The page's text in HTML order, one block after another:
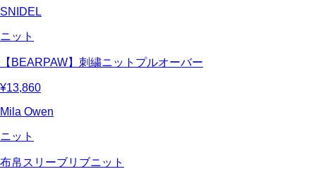
SNIDEL
ニット
【BEARPAW】刺繍ニットプルオーバー
¥13,860
Mila Owen
ニット
布帛スリーブリブニット